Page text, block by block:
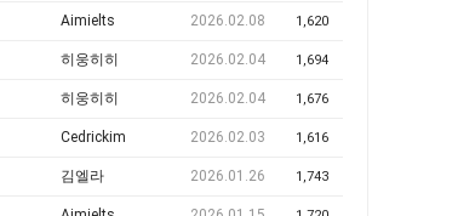
Aimielts 2026.02.08 1,620
히웅히히 2026.02.04 1,694
히웅히히 2026.02.04 1,676
Cedrickim 2026.02.03 1,616
김엘라 2026.01.26 1,743